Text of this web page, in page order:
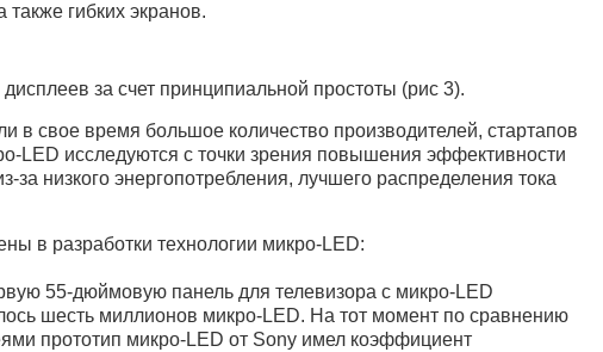
гибких экранов.
за счет принципиальной простоты (рис 3).
в свое время большое количество производителей, стартапов
LED исследуются с точки зрения повышения эффективности
низкого энергопотребления, лучшего распределения тока
в разработки технологии микро-LED:
55-дюймовую панель для телевизора с микро-LED
шесть миллионов микро-LED. На тот момент по сравнению
прототип микро-LED от Sony имел коэффициент